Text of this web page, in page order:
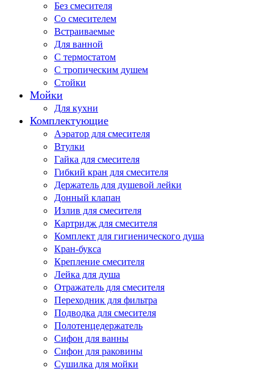
Без смесителя
Со смесителем
Встраиваемые
Для ванной
С термостатом
С тропическим душем
Стойки
Мойки
Для кухни
Комплектующие
Аэратор для смесителя
Втулки
Гайка для смесителя
Гибкий кран для смесителя
Держатель для душевой лейки
Донный клапан
Излив для смесителя
Картридж для смесителя
Комплект для гигиенического душа
Кран-букса
Крепление смесителя
Лейка для душа
Отражатель для смесителя
Переходник для фильтра
Подводка для смесителя
Полотенцедержатель
Сифон для ванны
Сифон для раковины
Сушилка для мойки